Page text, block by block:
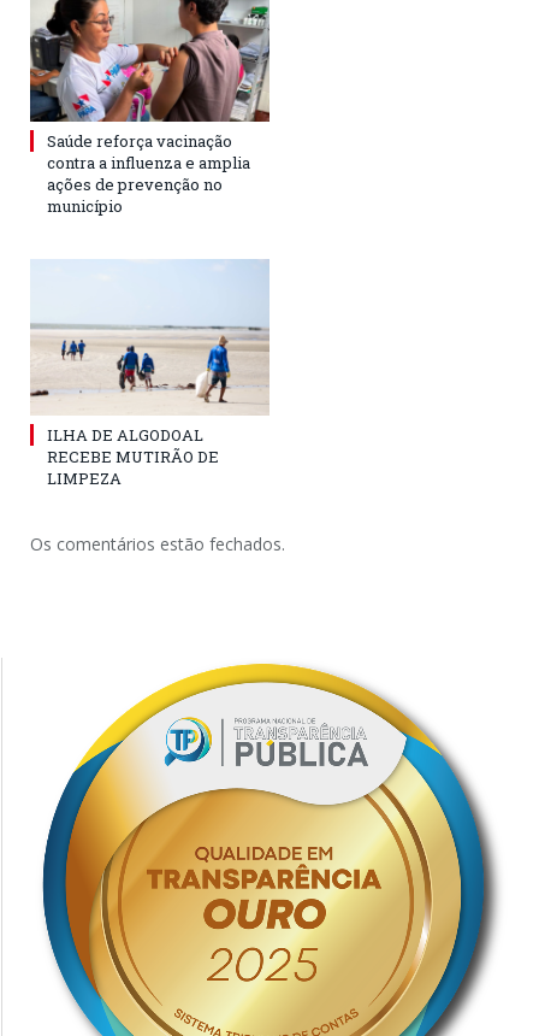
Saúde reforça vacinação
contra a influenza e amplia
ações de prevenção no
município
ILHA DE ALGODOAL
RECEBE MUTIRÃO DE
LIMPEZA
Os comentários estão fechados.